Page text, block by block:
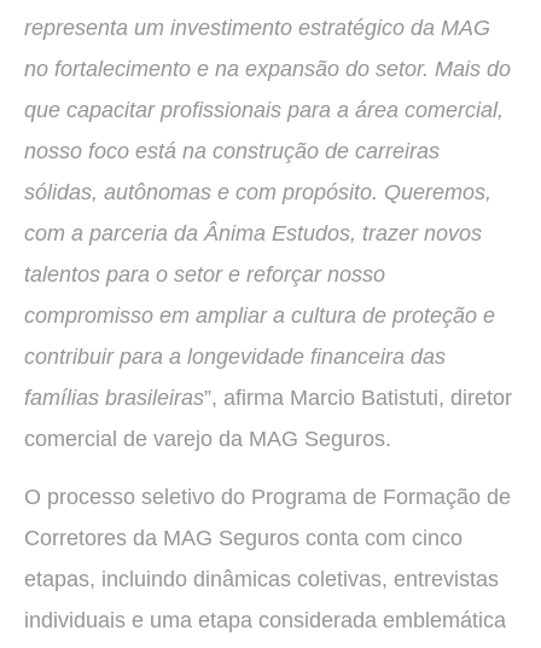
representa um investimento estratégico da MAG
no fortalecimento e na expansão do setor. Mais do
que capacitar profissionais para a área comercial,
nosso foco está na construção de carreiras
sólidas, autônomas e com propósito. Queremos,
com a parceria da Ânima Estudos, trazer novos
talentos para o setor e reforçar nosso
compromisso em ampliar a cultura de proteção e
contribuir para a longevidade financeira das
famílias brasileiras”, afirma Marcio Batistuti, diretor
comercial de varejo da MAG Seguros.
O processo seletivo do Programa de Formação de
Corretores da MAG Seguros conta com cinco
etapas, incluindo dinâmicas coletivas, entrevistas
individuais e uma etapa considerada emblemática